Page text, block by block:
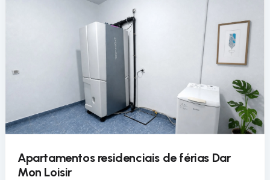
Apartamentos residenciais de férias Dar
Mon Loisir